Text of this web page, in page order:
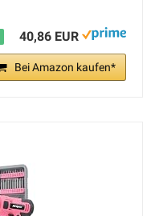
40,86 EUR
Bei Amazon kaufen*